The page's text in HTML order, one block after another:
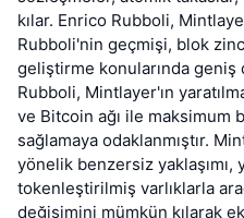
kılar. Enrico Rubboli,
Rubboli'nin geçmişi, blok
geliştirme konularında
Rubboli, Mintlayer'ın
ve Bitcoin ağı ile maksimum
sağlamaya odaklanmıştır.
yönelik benzersiz yaklaşımı,
tokenleştirilmiş varlıklarla
değişimini mümkün kılarak